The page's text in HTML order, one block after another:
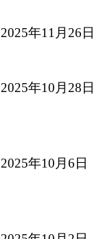
2025年11月26日
2025年10月28日
2025年10月6日